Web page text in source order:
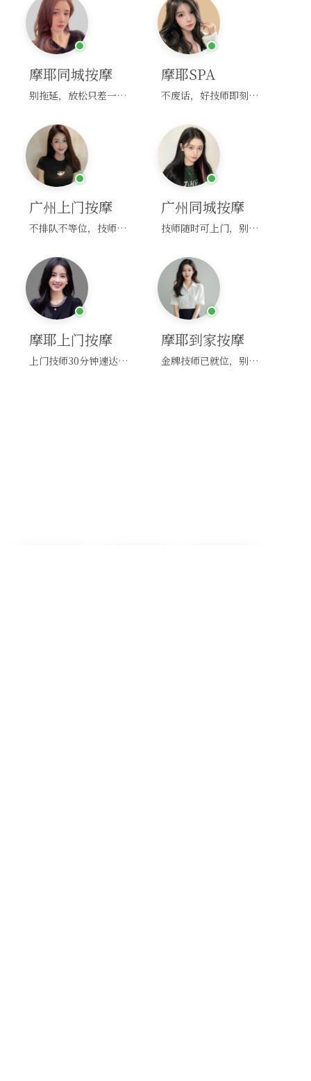
摩耶同城按摩
别拖延，放松只差一次点击！
摩耶SPA
不废话，好技师即刻上门，约！
广州上门按摩
不排队不等位，技师直奔你家！
广州同城按摩
技师随时可上门，别啰嗦，赶紧约！
摩耶上门按摩
上门技师30分钟速达，别问，快约！
摩耶到家按摩
金牌技师已就位，别纠结，马上预约！